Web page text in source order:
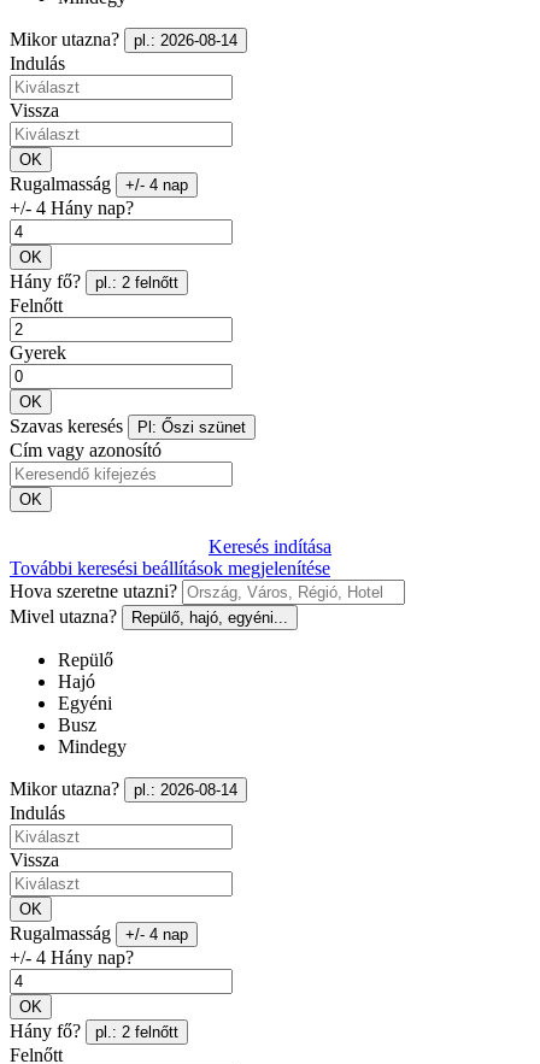
Mikor utazna? pl.: 2026-08-14
Indulás
Vissza
OK
Rugalmasság +/- 4 nap
+/- 4 Hány nap?
OK
Hány fő? pl.: 2 felnőtt
Felnőtt
Gyerek
OK
Szavas keresés Pl: Őszi szünet
Cím vagy azonosító
OK
Keresés indítása
További keresési beállítások megjelenítése
Hova szeretne utazni?
Mivel utazna?
Repülő, hajó, egyéni...
Repülő
Hajó
Egyéni
Busz
Mindegy
Mikor utazna? pl.: 2026-08-14
Indulás
Vissza
OK
Rugalmasság +/- 4 nap
+/- 4 Hány nap?
OK
Hány fő? pl.: 2 felnőtt
Felnőtt